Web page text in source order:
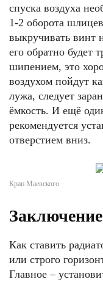
спуска воздуха
1-2 оборота
выкручивать винт
его обратно будет
шипением, это
воздухом пойдут
лужа, следует
ёмкость. И ещё
рекомендуется
отверстием вниз.
Кран Маевского
Заключение
Как ставить
или строго
Главное –